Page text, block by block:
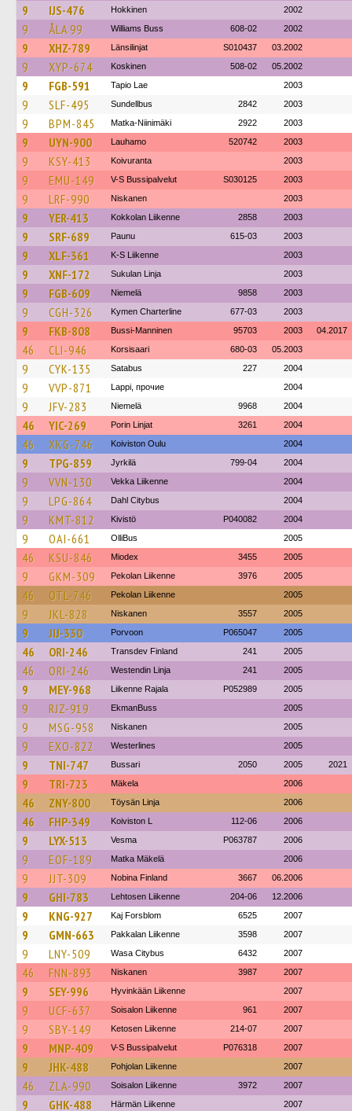
9 IJS-476 Hokkinen 2002
9 ÅLA 99 Williams Buss 608-02 2002
9 XHZ-789 Länsilinjat S010437 03.2002
9 XYP-674 Koskinen 508-02 05.2002
9 FGB-591 Tapio Lae 2003
9 SLF-495 Sundellbus 2842 2003
9 BPM-845 Matka-Niinimäki 2922 2003
9 UYN-900 Lauhamo 520742 2003
9 KSY-413 Koivuranta 2003
9 EMU-149 V-S Bussipalvelut S030125 2003
9 LRF-990 Niskanen 2003
9 YER-413 Kokkolan Liikenne 2858 2003
9 SRF-689 Paunu 615-03 2003
9 XLF-361 K-S Liikenne 2003
9 XNF-172 Sukulan Linja 2003
9 FGB-609 Niemelä 9858 2003
9 CGH-326 Kymen Charterline 677-03 2003
9 FKB-808 Bussi-Manninen 95703 2003 04.2017
46 CLI-946 Korsisaari 680-03 05.2003
9 CYK-135 Satabus 227 2004
9 VVP-871 Lappi, прочие 2004
9 JFV-283 Niemelä 9968 2004
46 YIC-269 Porin Linjat 3261 2004
46 XKG-746 Koiviston Oulu 2004
9 TPG-859 Jyrkilä 799-04 2004
9 VVN-130 Vekka Liikenne 2004
9 LPG-864 Dahl Citybus 2004
9 KMT-812 Kivistö P040082 2004
9 OAI-661 OlliBus 2005
46 KSU-846 Miodex 3455 2005
9 GKM-309 Pekolan Liikenne 3976 2005
46 OTL-746 Pekolan Liikenne 2005
9 JKL-828 Niskanen 3557 2005
9 JIJ-330 Porvoon P065047 2005
46 ORI-246 Transdev Finland 241 2005
46 ORI-246 Westendin Linja 241 2005
9 MEY-968 Liikenne Rajala P052989 2005
9 RJZ-919 EkmanBuss 2005
9 MSG-958 Niskanen 2005
9 EXO-822 Westerlines 2005
9 TNI-747 Bussari 2050 2005 2021
9 TRI-723 Mäkela 2006
46 ZNY-800 Töysän Linja 2006
46 FHP-349 Koiviston L 112-06 2006
9 LYX-513 Vesma P063787 2006
9 EOF-189 Matka Mäkelä 2006
9 JJT-309 Nobina Finland 3667 06.2006
9 GHI-783 Lehtosen Liikenne 204-06 12.2006
9 KNG-927 Kaj Forsblom 6525 2007
9 GMN-663 Pakkalan Liikenne 3598 2007
9 LNY-509 Wasa Citybus 6432 2007
46 FNN-893 Niskanen 3987 2007
9 SEY-996 Hyvinkään Liikenne 2007
9 UCF-637 Soisalon Liikenne 961 2007
9 SBY-149 Ketosen Liikenne 214-07 2007
9 MNP-409 V-S Bussipalvelut P076318 2007
9 JHK-488 Pohjolan Liikenne 2007
46 ZLA-990 Soisalon Liikenne 3972 2007
9 GHK-488 Härmän Liikenne 2007